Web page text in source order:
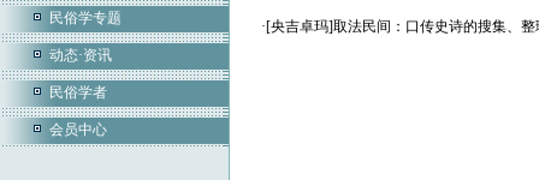
民俗学专题
动态·资讯
民俗学者
会员中心
·[央吉卓玛]取法民间：口传史诗的搜集、整